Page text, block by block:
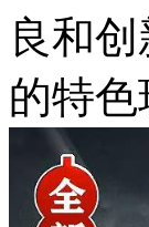
良和
的特